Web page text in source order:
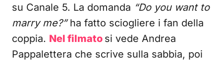
su Canale 5. La domanda “Do you want to
marry me?”ha fatto sciogliere i fan della
coppia. Nel filmato si vede Andrea
Pappalettera che scrive sulla sabbia, poi